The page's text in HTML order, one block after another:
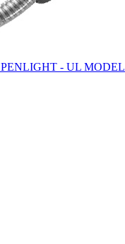
PENLIGHT - UL MODEL